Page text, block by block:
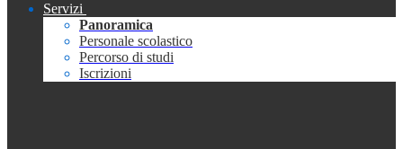
Servizi
Panoramica
Personale scolastico
Percorso di studi
Iscrizioni